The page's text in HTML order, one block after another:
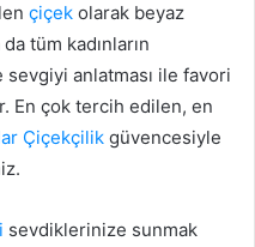
çiçek olarak beyaz
tüm kadınların
sevgiyi anlatması ile favori
En çok tercih edilen, en
Çiçekçilik güvencesiyle
sevdiklerinize sunmak